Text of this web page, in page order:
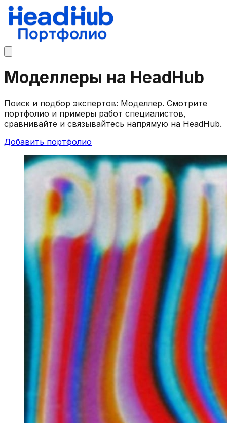
Моделлеры на HeadHub
Поиск и подбор экспертов: Моделлер. Смотрите
портфолио и примеры работ специалистов,
сравнивайте и связывайтесь напрямую на HeadHub.
Добавить портфолио